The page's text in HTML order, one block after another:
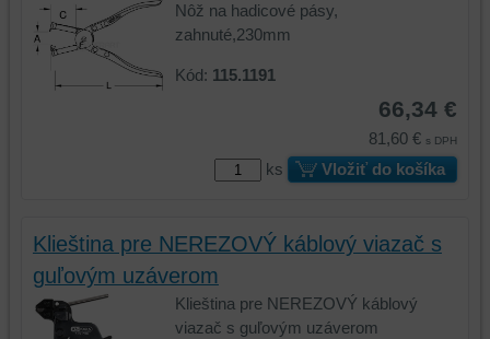
Nôž na hadicové pásy,
zahnuté,230mm
Kód: 115.1191
66,34 €
81,60 € s DPH
ks Vložiť do košíka
Klieština pre NEREZOVÝ káblový viazač s
guľovým uzáverom
Klieština pre NEREZOVÝ káblový
viazač s guľovým uzáverom